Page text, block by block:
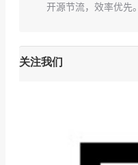
开源节流，效率优先。
关注我们